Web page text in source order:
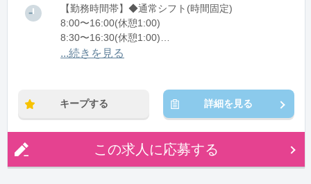
【勤務時間帯】◆通常シフト(時間固定)
8:00〜16:00(休憩1:00)
8:30〜16:30(休憩1:00)
9:00〜17:00(休憩1:00)
※時短：要相談
...続きを見る
キープする 詳細を見る
この求人に応募する